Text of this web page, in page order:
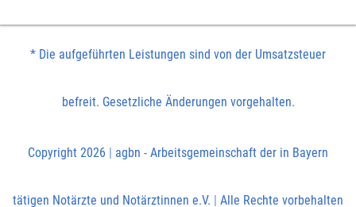
* Die aufgeführten Leistungen sind von der Umsatzsteuer
befreit. Gesetzliche Änderungen vorgehalten.
Copyright 2026 agbn - Arbeitsgemeinschaft der in Bayern
tätigen Notärzte und Notärztinnen e.V. Alle Rechte vorbehalten